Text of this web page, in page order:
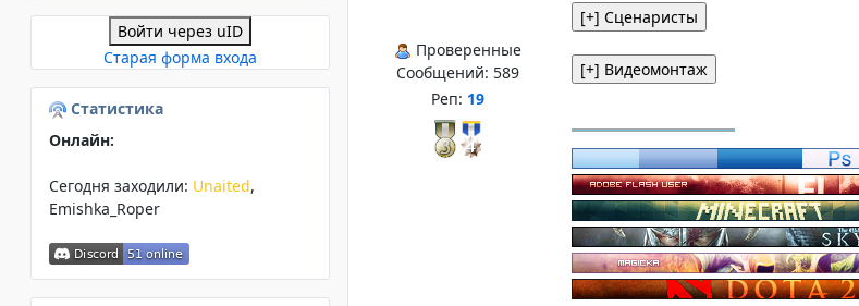
Проверенные
Сообщений: 589
Реп: 19
Войти через uID
Старая форма входа
Статистика
Онлайн:
Сегодня заходили: Unaited,
Emishka_Roper